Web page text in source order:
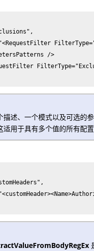
/>
描述、一个模式以及可选的
用于具有多个值的所有配置